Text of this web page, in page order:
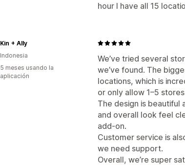
hour I have all 15
We’ve tried several
we’ve found. The
locations, which is
or only allow 1–5
The design is beautiful
and overall look feel
add-on.
Customer service is
we need support.
Overall, we’re super
Kin + Ally
Indonesia
5 meses usando la
aplicación